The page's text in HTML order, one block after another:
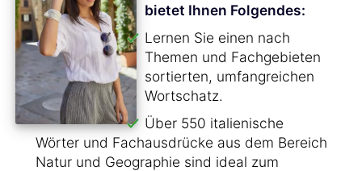
bietet Ihnen Folgendes:
Lernen Sie einen nach
Themen und Fachgebieten
sortierten, umfangreichen
Wortschatz.
Über 550 italienische
Wörter und Fachausdrücke aus dem Bereich
Natur und Geographie sind ideal zum